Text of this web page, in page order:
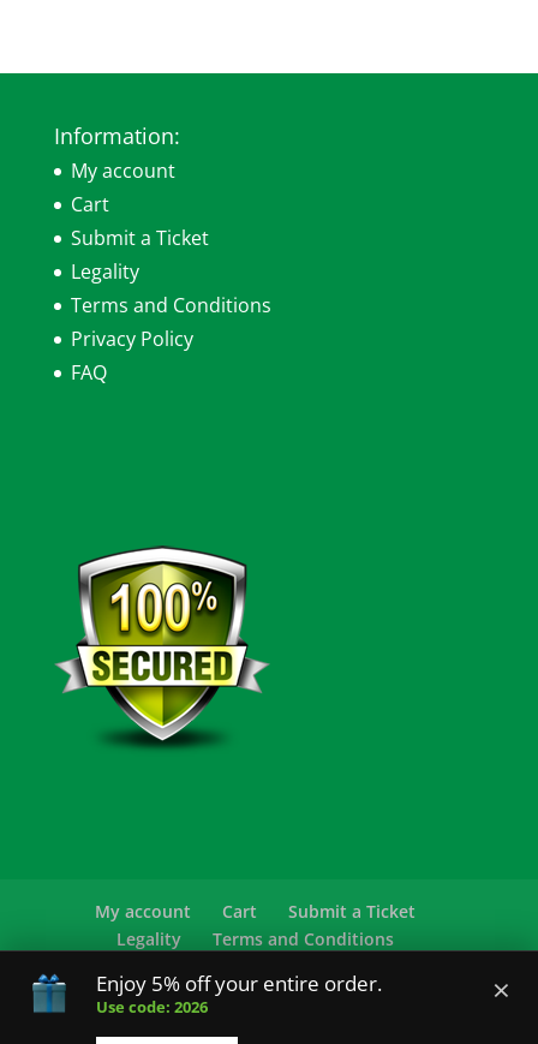
Information:
My account
Cart
Submit a Ticket
Legality
Terms and Conditions
Privacy Policy
FAQ
My account Cart
Submit a Ticket
Legality
Terms and Conditions
×
Enjoy 5% off your entire order.
Use code: 2026